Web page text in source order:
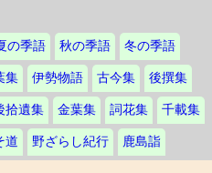
の季語 秋の季語 冬の季語
集 伊勢物語 古今集 後撰集
拾遺集 金葉集 詞花集 千載集
道 野ざらし紀行 鹿島詣